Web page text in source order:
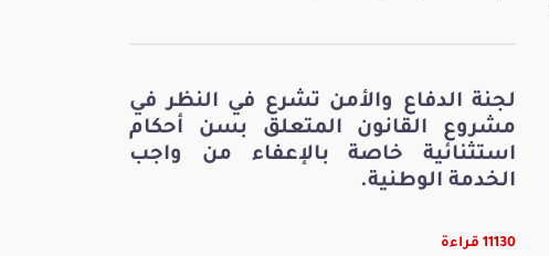
لجنة الدفاع والأمن تشرع في النظر في
مشروع القانون المتعلق بسن أحكام
استثنائية خاصة بالإعفاء من واجب
الخدمة الوطنية.
11130 قراءة